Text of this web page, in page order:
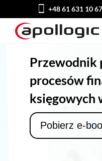
+48 61 631 10 67
Przewodnik
procesów
księgowych
Pobierz e-